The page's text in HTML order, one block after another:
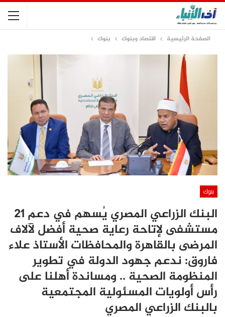
الصفحة الرئيسية اقتصاد وبنوك بنوك
بنوك
البنك الزراعي المصري يُسهم في دعم 21
مستشفى لإتاحة رعاية صحية أفضل لآلاف
المرضى بالقاهرة والمحافظات الأستاذ علاء
فاروق: ندعم جهود الدولة في تطوير
المنظومة الصحية .. ومساندة أهلنا على
رأس أولويات المسئولية المجتمعية
بالبنك الزراعي المصري